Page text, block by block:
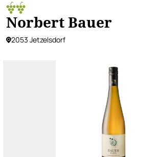
Norbert Bauer
2053 Jetzelsdorf